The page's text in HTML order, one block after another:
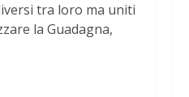
tra loro ma uniti
la Guadagna,